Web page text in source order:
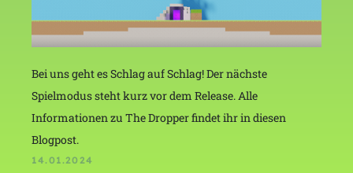
Bei uns geht es Schlag auf Schlag! Der nächste
Spielmodus steht kurz vor dem Release. Alle
Informationen zu The Dropper findet ihr in diesen
Blogpost.
14.01.2024